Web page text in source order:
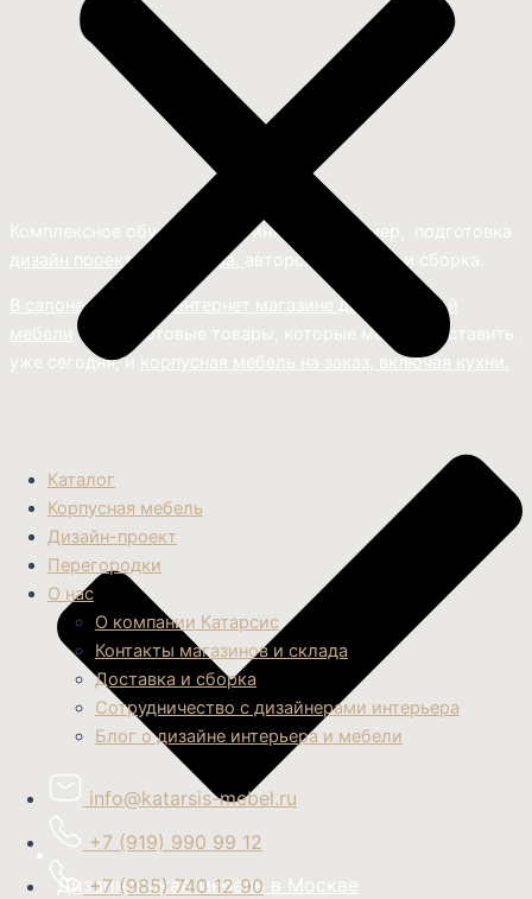
Каталог
Корпусная мебель
Дизайн-проект
Перегородки
О нас
О компании Катарсис
Контакты магазинов и склада
Доставка и сборка
Сотрудничество с дизайнерами интерьера
Блог о дизайне интерьера и мебели
info@katarsis-mebel.ru
+7 (919) 990 99 12
+7 (985) 740 12 90
Комплексное обустройство интерьера: замер, подготовка
дизайн проекта интерьера, авторский надзор и сборка.
В салоне мебели иинтернет магазине дизайнерской
мебели есть и готовые товары, которые можем доставить
уже сегодня, и корпусная мебель на заказ, включая кухни.
Дизайнерская мебель в Москве